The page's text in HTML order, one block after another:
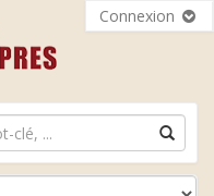
Connexion